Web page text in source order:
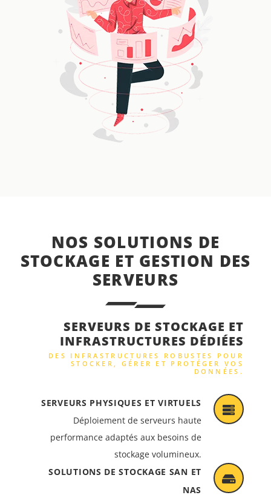
NOS SOLUTIONS DE
STOCKAGE ET GESTION DES
SERVEURS
SERVEURS DE STOCKAGE ET
INFRASTRUCTURES DÉDIÉES
DES INFRASTRUCTURES ROBUSTES POUR
STOCKER, GÉRER ET PROTÉGER VOS
DONNÉES.
SERVEURS PHYSIQUES ET VIRTUELS
Déploiement de serveurs haute
performance adaptés aux besoins de
stockage volumineux.
SOLUTIONS DE STOCKAGE SAN ET
NAS